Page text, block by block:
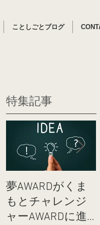
ことしごとブログ
特集記事
夢AWARDがくま
もとチャレンジ
ャーAWARDに進